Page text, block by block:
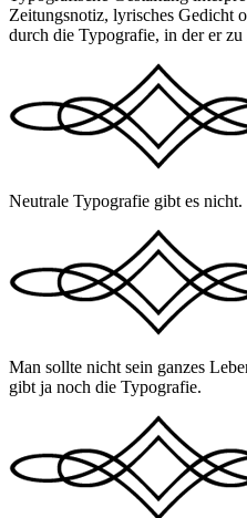
Zeitungsnotiz, lyrisches Gedicht
durch die Typografie, in der er zu
Neutrale Typografie gibt es nicht.
Man sollte nicht sein ganzes
gibt ja noch die Typografie.